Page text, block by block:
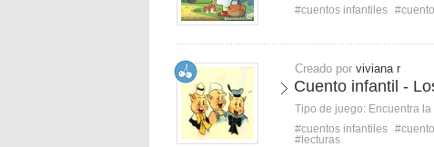
#cuentos infantiles
Creado por viviana r
Cuento infantil -
Tipo de juego: Encuentra
#cuentos infantiles
#lecturas